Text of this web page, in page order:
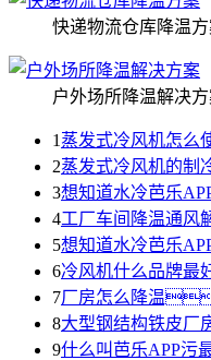
快递物流仓库降温
户外场所降温解决
1 蒸发式冷风机怎
2蒸发式冷风机的制
3想知道水冷芭乐
4工厂车间降温通风
5想知道水冷芭乐
6冷风机什么品牌
7厂房怎么降温
8大型钢结构铁皮厂
9什么叫芭乐APP